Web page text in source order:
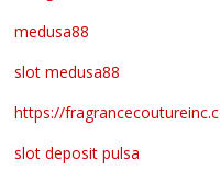
medusa88
slot medusa88
https://
slot deposit pulsa